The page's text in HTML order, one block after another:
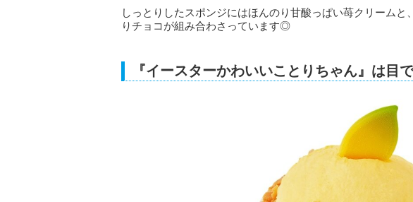
しっとりしたスポンジにはほんのり甘酸っぱい苺クリームと
りチョコが組み合わさっています◎
『イースターかわいいことりちゃん』は目